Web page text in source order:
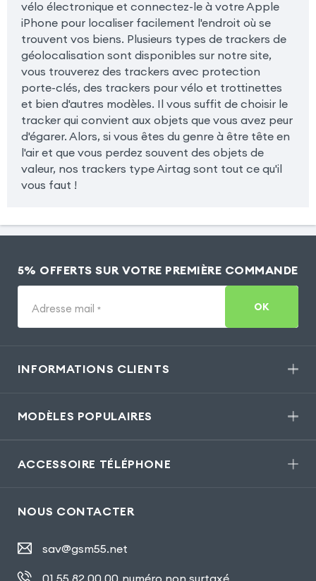
vélo électronique et connectez-le à votre Apple
iPhone pour localiser facilement l'endroit où se
trouvent vos biens. Plusieurs types de trackers de
géolocalisation sont disponibles sur notre site,
vous trouverez des trackers avec protection
porte-clés, des trackers pour vélo et trottinettes
et bien d'autres modèles. Il vous suffit de choisir le
tracker qui convient aux objets que vous avez peur
d'égarer. Alors, si vous êtes du genre à être tête en
l'air et que vous perdez souvent des objets de
valeur, nos trackers type Airtag sont tout ce qu'il
vous faut !
5% OFFERTS SUR VOTRE PREMIÈRE COMMANDE
Adresse mail * OK
INFORMATIONS CLIENTS
MODÈLES POPULAIRES
ACCESSOIRE TÉLÉPHONE
NOUS CONTACTER
sav@gsm55.net